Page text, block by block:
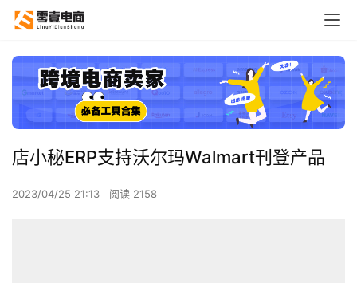
店小秘ERP支持沃尔玛Walmart刊登产品
2023/04/25 21:13 阅读 2158